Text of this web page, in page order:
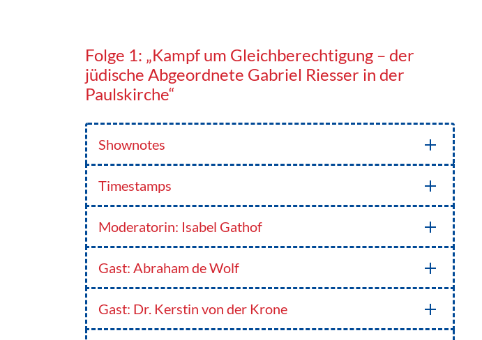
Folge 1: „Kampf um Gleichberechtigung – der
jüdische Abgeordnete Gabriel Riesser in der
Paulskirche“
Shownotes
Timestamps
Moderatorin: Isabel Gathof
Gast: Abraham de Wolf
Gast: Dr. Kerstin von der Krone